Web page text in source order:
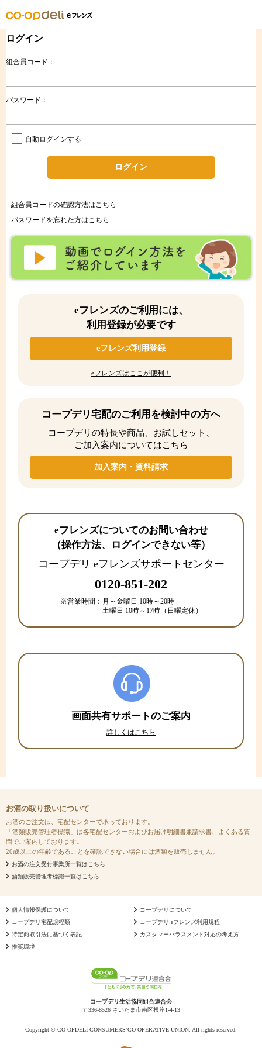
ログイン
組合員コード：
パスワード：
自動ログインする
ログイン
組合員コードの確認方法はこちら
パスワードを忘れた方はこちら
eフレンズのご利用には、
利用登録が必要です
eフレンズ利用登録
eフレンズはここが便利！
コープデリ宅配のご利用を検討中の方へ
コープデリの特長や商品、お試しセット、
ご加入案内についてはこちら
加入案内・資料請求
eフレンズについてのお問い合わせ
（操作方法、ログインできない等）
コープデリ eフレンズサポートセンター
0120-851-202
※営業時間： 月～金曜日 10時～20時
土曜日 10時～17時（日曜定休）
画面共有サポートのご案内
詳しくはこちら
お酒の取り扱いについて
お酒のご注文は、宅配センターで承っております。
「酒類販売管理者標識」は各宅配センターおよびお届け明細書兼請求書、よくある質
問でご案内しております。
20歳以上の年齢であることを確認できない場合には酒類を販売しません。
お酒の注文受付事業所一覧はこちら
酒類販売管理者標識一覧はこちら
個人情報保護について
コープデリについて
コープデリ宅配規程類
コープデリ eフレンズ利用規程
特定商取引法に基づく表記
カスタマーハラスメント対応の考え方
推奨環境
コープデリ生活協同組合連合会
〒336-8526 さいたま市南区根岸1-4-13
Copyright © CO-OPDELI CONSUMERS’CO-OPERATIVE UNION. All rights reserved.